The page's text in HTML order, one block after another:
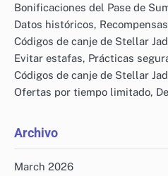
Bonificaciones del Pase de
Datos históricos,
Códigos de canje de Stellar
Evitar estafas, Prácticas
Códigos de canje de Stellar
Ofertas por tiempo limitado,
Archivo
March 2026